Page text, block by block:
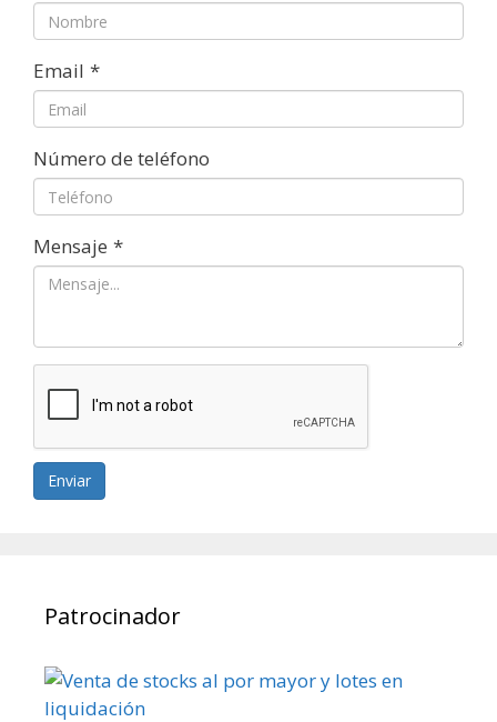
Email *
Número de teléfono
Mensaje *
Enviar
Patrocinador